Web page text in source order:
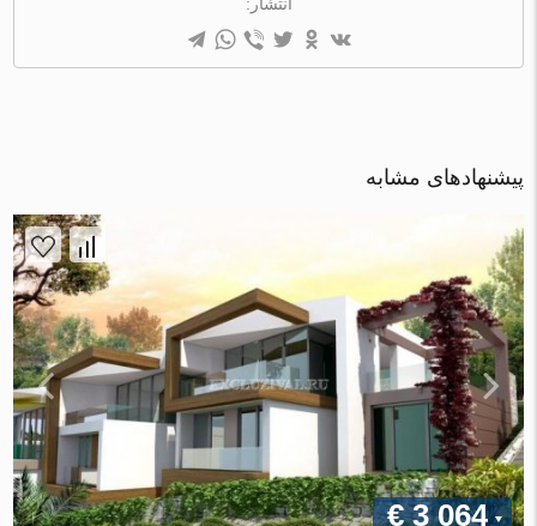
انتشار:
پیشنهادهای مشابه
€ 3 064